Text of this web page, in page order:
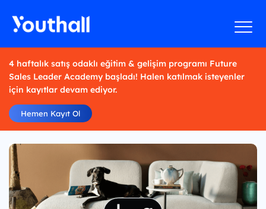
4 haftalık satış odaklı eğitim & gelişim programı Future
Sales Leader Academy başladı! Halen katılmak isteyenler
için kayıtlar devam ediyor.
Hemen Kayıt Ol